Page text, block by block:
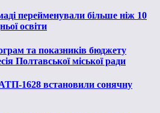
перейменували більше ніж 10
освіти
та показників бюджету
Полтавської міської ради
1628 встановили сонячну